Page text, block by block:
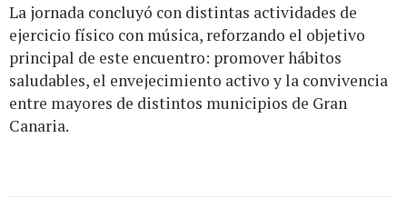
La jornada concluyó con distintas actividades de
ejercicio físico con música, reforzando el objetivo
principal de este encuentro: promover hábitos
saludables, el envejecimiento activo y la convivencia
entre mayores de distintos municipios de Gran
Canaria.